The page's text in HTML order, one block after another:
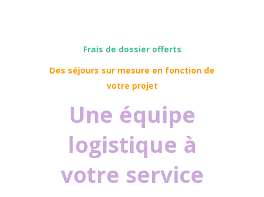
Frais de dossier offerts
Des séjours sur mesure en fonction de
votre projet
Une équipe
logistique à
votre service